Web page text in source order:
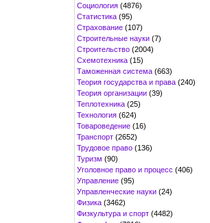
Социология (4876)
Статистика (95)
Страхование (107)
Строительные науки (7)
Строительство (2004)
Схемотехника (15)
Таможенная система (663)
Теория государства и права (240)
Теория организации (39)
Теплотехника (25)
Технология (624)
Товароведение (16)
Транспорт (2652)
Трудовое право (136)
Туризм (90)
Уголовное право и процесс (406)
Управление (95)
Управленческие науки (24)
Физика (3462)
Физкультура и спорт (4482)